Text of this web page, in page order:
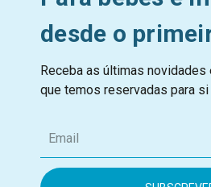
desde o
Receba as últimas
que temos reservadas para si
m